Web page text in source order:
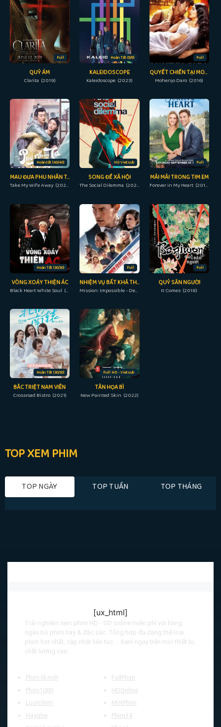
Full
QUỶ ÁM
Clarita (2019)
Hoàn Tất (9/9)
KALEIDOSCOPE
Kaleidoscope (2023)
Full
QUYẾT CHIẾN TẠI MOHENJO
Mohenjo Daro (2016)
Hoàn tất (40/40)
MAU ĐƯA PHU NHÂN TA ĐI GIÙM
Take My Wife Away (2023)
HD Vietsub
SONG ĐỀ XÃ HỘI
The Social Dilemma (2020)
Full
MÃI MÃI TRONG TIM EM
Forever in My Heart (2019)
Hoàn Tất (30/30)
VÒNG XOÁY THIỆN ÁC
Black Heart White Soul (2014)
Full
NHIỆM VỤ BẤT KHẢ THI 7 – NGHIỆP BÁO PHẦN 1 CAM
Mission: Impossible - Dead Reckoning Part OneRAW (2023)
Full
QUỶ SĂN NGƯỜI
It Comes (2018)
Hoàn Tất (30/30)
BẮC TRIỆT NAM VIÊN
Crossroad Bistro (2021)
Full HD - Vietsub
TÂN HỌA BÌ
New Painted Skin (2022)
TOP XEM PHIM
TOP NGÀY TOP TUẦN TOP THÁNG